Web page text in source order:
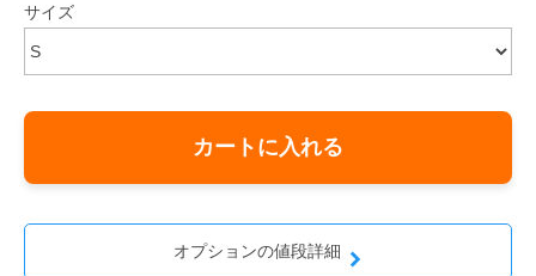
サイズ
カートに入れる
オプションの値段詳細